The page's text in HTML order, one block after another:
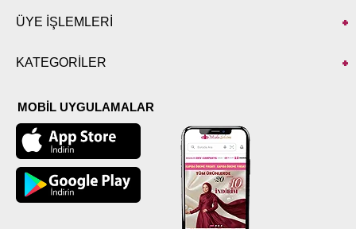
ÜYE İŞLEMLERİ
KATEGORİLER
MOBİL UYGULAMALAR